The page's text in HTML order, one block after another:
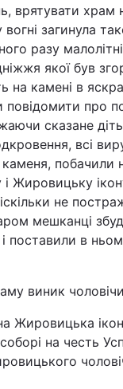
врятувати храм
загинула
разу
якої був
на камені в
повідомити про
сказане
всі
побачили
і Жировицьку
не
мешканці
поставили в
виник
Жировицька
на честь